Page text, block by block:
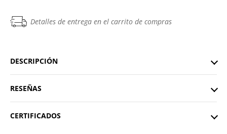
Detalles de entrega en el carrito de compras
DESCRIPCIÓN
RESEÑAS
CERTIFICADOS